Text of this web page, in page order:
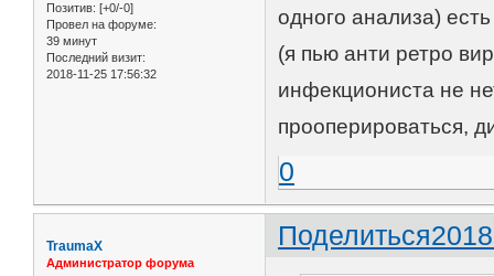
Позитив: [+0/-0]
Провел на форуме:
39 минут
Последний визит:
2018-11-25 17:56:32
одного анализа)
(я пью анти ретро
инфекциониста не
прооперироваться,
0
Поделиться
TraumaX
Администратор форума